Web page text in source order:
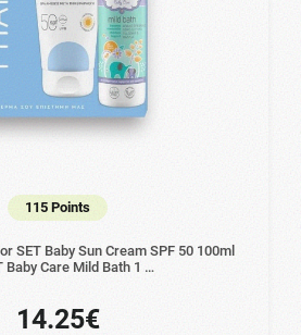
115 Points
SET Βaby Sun Cream SPF 50 100ml
Baby Care Mild Bath 1 …
14.25€